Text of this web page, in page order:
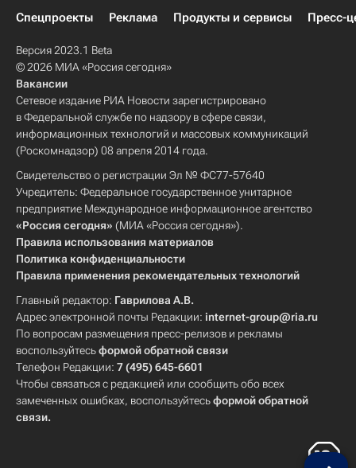
Спецпроекты
Реклама Продукты и сервисы Пресс-
Версия 2023.1 Beta
© 2026 МИА «Россия сегодня»
Вакансии
Сетевое издание РИА Новости зарегистрировано
в Федеральной службе по надзору в сфере связи,
информационных технологий и массовых коммуникаций
(Роскомнадзор) 08 апреля 2014 года.
Свидетельство о регистрации Эл № ФС77-57640
Учредитель: Федеральное государственное унитарное
предприятие Международное информационное агентство
«Россия сегодня» (МИА «Россия сегодня»).
Правила использования материалов
Политика конфиденциальности
Правила применения рекомендательных технологий
Главный редактор: Гаврилова А.В.
Адрес электронной почты Редакции: internet-group@ria.ru
По вопросам размещения пресс-релизов и рекламы
воспользуйтесьформой обратной связи
Телефон Редакции: 7 (495) 645-6601
Чтобы связаться с редакцией или сообщить обо всех
замеченных ошибках, воспользуйтесьформой обратной
связи.